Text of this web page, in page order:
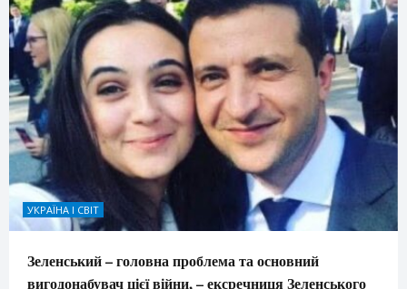
УКРАЇНА І СВІТ
Зеленський – головна проблема та основний
вигодонабувач цієї війни, – ексречниця Зеленського